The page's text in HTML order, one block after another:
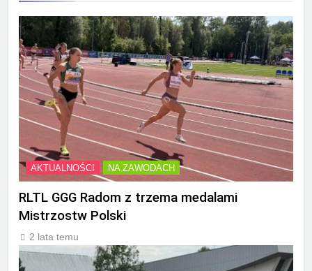
AKTUALNOŚCI NA ZAWODACH
RLTL GGG Radom z trzema medalami
Mistrzostw Polski
2 lata temu